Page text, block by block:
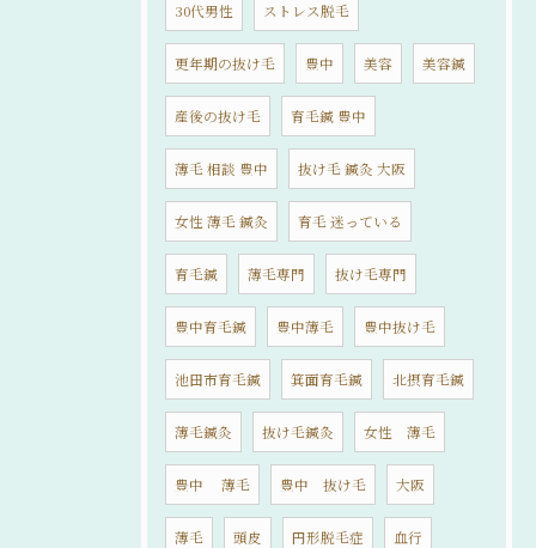
30代男性 ストレス脱毛
更年期の抜け毛 豊中 美容 美容鍼
産後の抜け毛 育毛鍼 豊中
薄毛 相談 豊中 抜け毛 鍼灸 大阪
女性 薄毛 鍼灸 育毛 迷っている
育毛鍼 薄毛専門 抜け毛専門
豊中育毛鍼 豊中薄毛 豊中抜け毛
池田市育毛鍼 箕面育毛鍼 北摂育毛鍼
薄毛鍼灸 抜け毛鍼灸 女性 薄毛
豊中 薄毛 豊中 抜け毛 大阪
薄毛 頭皮 円形脱毛症 血行